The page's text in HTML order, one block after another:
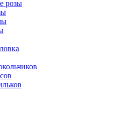
розы